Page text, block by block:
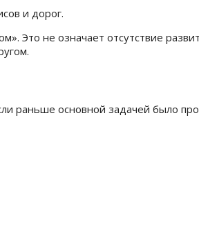
и дорог.
Это не означает отсутствие
раньше основной задачей было